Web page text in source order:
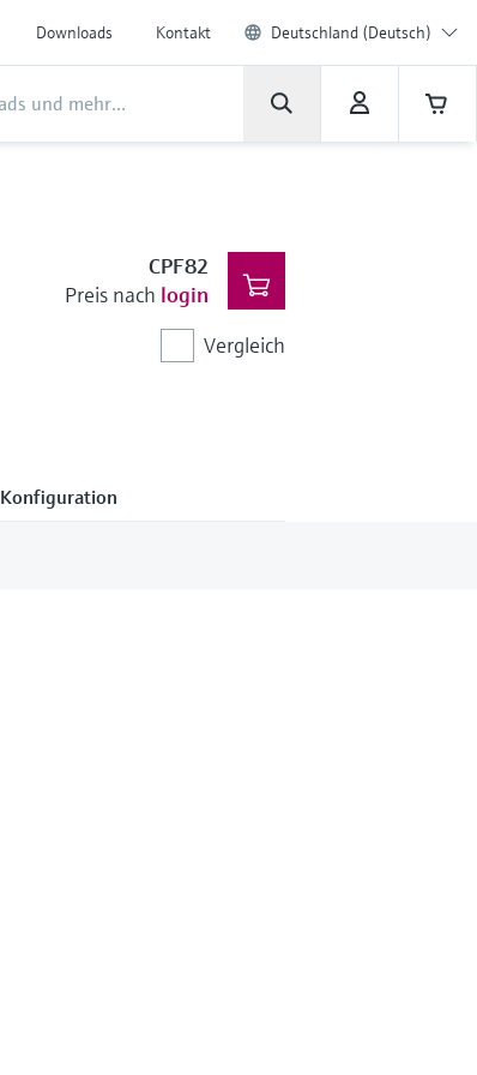
Downloads Kontakt Deutschland (Deutsch)
CPF82
Preis nach login
Vergleich
Konfiguration